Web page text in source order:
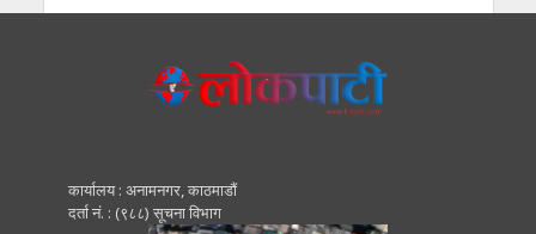
कार्यालय : अनामनगर, काठमाडाैं
दर्ता नं. : (९८८) सूचना विभाग